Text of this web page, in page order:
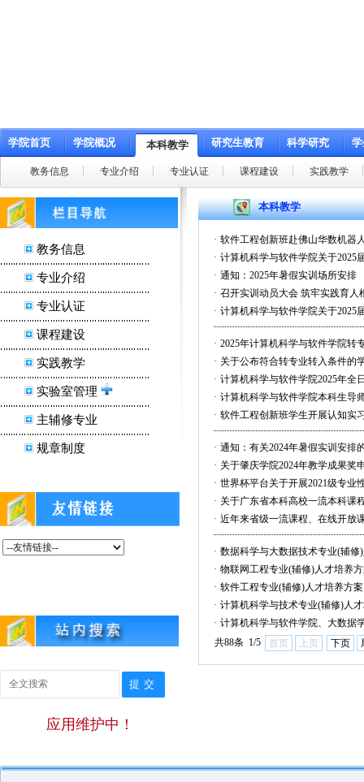
学院首页 学院概况 本科教学 研究生教育 科学研究
教务信息 专业介绍 专业认证 课程建设 实践教学
教务信息
专业介绍
专业认证
课程建设
实践教学
实验室管理
主辅修专业
规章制度
应用维护中！
本科教学
· 软件工程创新班赴佛山华数机器
· 计算机科学与软件学院关于2025
· 通知：2025年暑假实训场所安排
· 召开实训动员大会 筑牢实践育人
· 计算机科学与软件学院关于2025
· 2025年计算机科学与软件学院转
· 关于公布符合转专业转入条件的
· 计算机科学与软件学院2025年全
· 计算机科学与软件学院本科生导
· 软件工程创新班学生开展认知实
· 通知：有关2024年暑假实训安排
· 关于肇庆学院2024年教学成果奖
· 世界杯平台关于开展2021级专业
· 关于广东省本科高校一流本科课
· 近年来省级一流课程、在线开放
· 数据科学与大数据技术专业(辅修
· 物联网工程专业(辅修)人才培养
· 软件工程专业(辅修)人才培养方案
· 计算机科学与技术专业(辅修)人
· 计算机科学与软件学院、大数据
共88条 1/5
首页 上页 下页